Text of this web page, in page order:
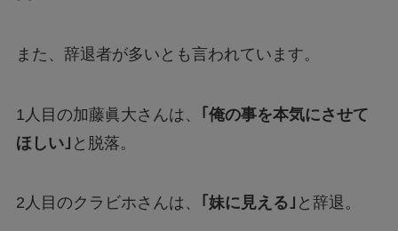
また、辞退者が多いとも言われています。
1人目の加藤眞大さんは、
｢俺の事を本気にさせて
ほしい｣ と脱落。
2人目のクラビホさんは、 ｢妹に見える｣ と辞退。